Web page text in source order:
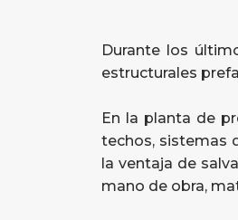
Durante los
estructurales
En la planta de
techos, sistemas
la ventaja de
mano de obra,